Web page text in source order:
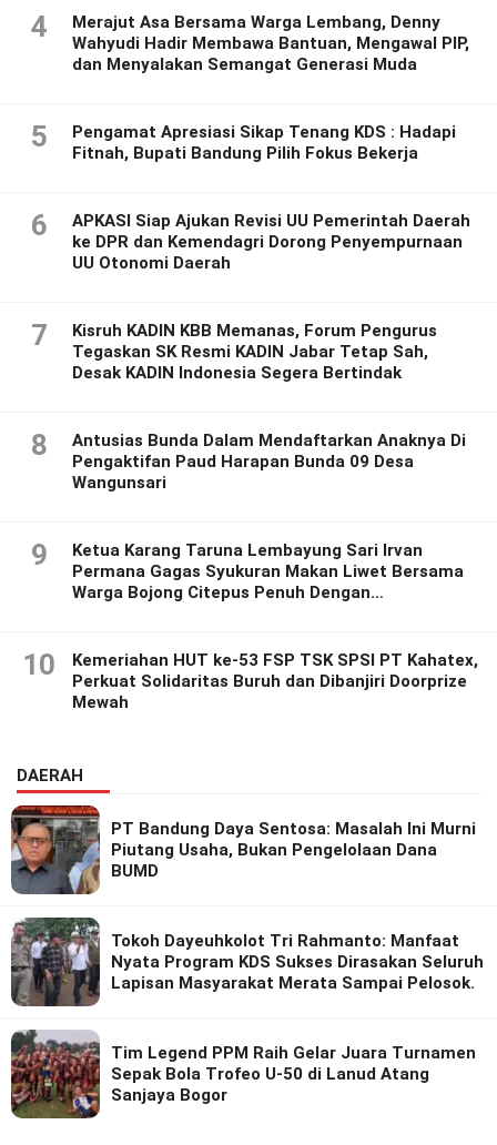
4
Merajut Asa Bersama Warga Lembang, Denny
Wahyudi Hadir Membawa Bantuan, Mengawal PIP,
dan Menyalakan Semangat Generasi Muda
5
Pengamat Apresiasi Sikap Tenang KDS : Hadapi
Fitnah, Bupati Bandung Pilih Fokus Bekerja
6
APKASI Siap Ajukan Revisi UU Pemerintah Daerah
ke DPR dan Kemendagri Dorong Penyempurnaan
UU Otonomi Daerah
7
Kisruh KADIN KBB Memanas, Forum Pengurus
Tegaskan SK Resmi KADIN Jabar Tetap Sah,
Desak KADIN Indonesia Segera Bertindak
8
Antusias Bunda Dalam Mendaftarkan Anaknya Di
Pengaktifan Paud Harapan Bunda 09 Desa
Wangunsari
9
Ketua Karang Taruna Lembayung Sari Irvan
Permana Gagas Syukuran Makan Liwet Bersama
Warga Bojong Citepus Penuh Dengan
10
Kemeriahan HUT ke-53 FSP TSK SPSI PT Kahatex,
Perkuat Solidaritas Buruh dan Dibanjiri Doorprize
Mewah
DAERAH
PT Bandung Daya Sentosa: Masalah Ini Murni
Piutang Usaha, Bukan Pengelolaan Dana
BUMD
Tokoh Dayeuhkolot Tri Rahmanto: Manfaat
Nyata Program KDS Sukses Dirasakan Seluruh
Lapisan Masyarakat Merata Sampai Pelosok.
Tim Legend PPM Raih Gelar Juara Turnamen
Sepak Bola Trofeo U-50 di Lanud Atang
Sanjaya Bogor